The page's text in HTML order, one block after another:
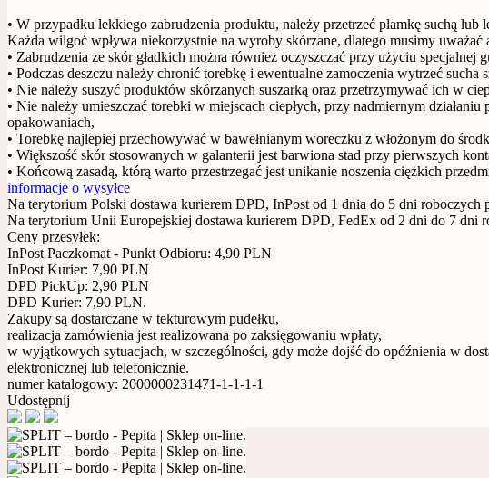
• W przypadku lekkiego zabrudzenia produktu, należy przetrzeć plamkę suchą
Każda wilgoć wpływa niekorzystnie na wyroby skórzane, dlatego musimy uważać
• Zabrudzenia ze skór gładkich można również oczyszczać przy użyciu
• Podczas deszczu należy chronić torebkę i ewentualne zamoczenia wytrzeć
• Nie należy suszyć produktów skórzanych suszarką oraz przetrzymywać ich w
• Nie należy umieszczać torebki w miejscach ciepłych, przy nadmiernym
opakowaniach,
• Torebkę najlepiej przechowywać w bawełnianym woreczku z włożonym do
• Większość skór stosowanych w galanterii jest barwiona stad przy pierwszych
• Końcową zasadą, którą warto przestrzegać jest unikanie noszenia ciężkich
informacje o wysyłce
Na terytorium Polski dostawa kurierem DPD, InPost od 1 dnia do 5 dni roboczych
Na terytorium Unii Europejskiej dostawa kurierem DPD, FedEx od 2 dni do 7 dni
Ceny przesyłek:
InPost Paczkomat - Punkt Odbioru: 4,90 PLN
InPost Kurier: 7,90 PLN
DPD PickUp: 2,90 PLN
DPD Kurier: 7,90 PLN.
Zakupy są dostarczane w tekturowym pudełku,
realizacja zamówienia jest realizowana po zaksięgowaniu wpłaty,
w wyjątkowych sytuacjach, w szczególności, gdy może dojść do opóźnienia w
elektronicznej lub telefonicznie.
numer katalogowy: 2000000231471-1-1-1-1
Udostępnij